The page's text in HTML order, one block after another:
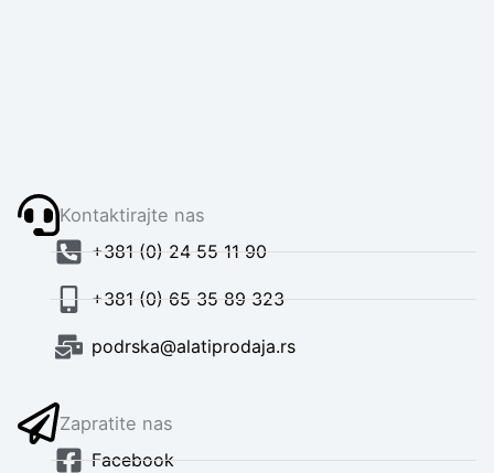
Kontaktirajte nas
+381 (0) 24 55 11 90
+381 (0) 65 35 89 323
podrska@alatiprodaja.rs
Zapratite nas
Facebook